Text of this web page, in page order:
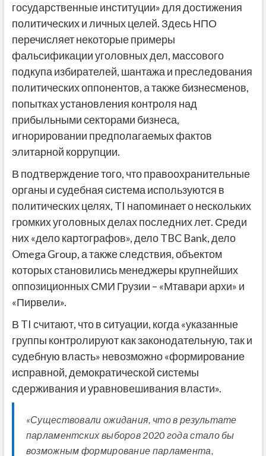
государственные институции» для достижения
политических и личных целей. Здесь НПО
перечисляет некоторые примеры
фальсификации уголовных дел, массового
подкупа избирателей, шантажа и преследования
политических оппонентов, а также бизнесменов,
попытках установления контроля над
прибыльными секторами бизнеса,
игнорировании предполагаемых фактов
элитарной коррупции.
В подтверждение того, что правоохранительные
органы и судебная система используются в
политических целях, TI напоминает о нескольких
громких уголовных делах последних лет. Среди
них «дело картографов», дело TBC Bank, дело
Omega Group, а также следствия, объектом
которых становились менеджеры крупнейших
оппозиционных СМИ Грузии – «Мтавари архи» и
«Пирвели».
В TI считают, что в ситуации, когда «указанные
группы контролируют как законодательную, так и
судебную власть» невозможно «формирование
исправной, демократической системы
сдерживания и уравновешивания власти».
«Существовали ожидания, что в результате
парламентских выборов 2020 года стало бы
возможным формирование парламента,